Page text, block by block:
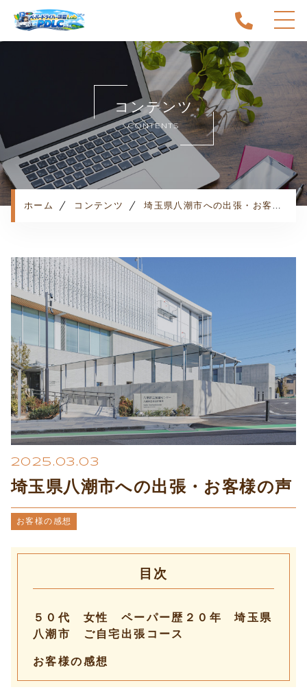
ホーム
当スクールについて
キャンペーン
料金表・コース
出張エリア
予約状況
コンテンツ
利用規約
プライバシーポリシー
コンテンツ
CONTENTS
ホーム コンテンツ 埼玉県八潮市への出張・お客様の声
2025.03.03
埼玉県八潮市への出張・お客様の声
お客様の感想
目次
５０代 女性 ペーパー歴２０年 埼玉県
八潮市 ご自宅出張コース
お客様の感想